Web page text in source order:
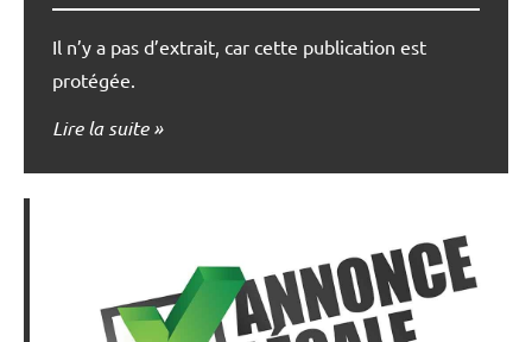
Il n’y a pas d’extrait, car cette publication est
protégée.
Lire la suite